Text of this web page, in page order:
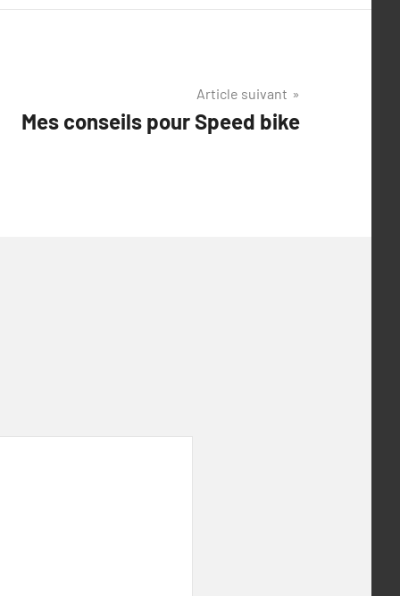
Article suivant
Mes conseils pour Speed bike